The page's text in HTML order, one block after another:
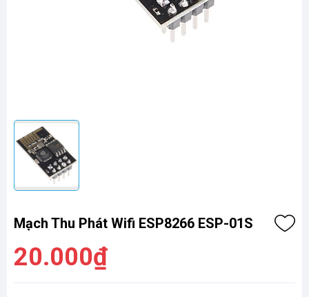
Mạch Thu Phát Wifi ESP8266 ESP-01S
20.000₫